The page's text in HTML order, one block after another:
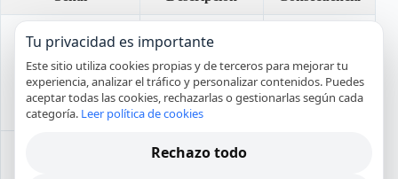
Ruido Anormal
inusuales
durante la
operación, como
chirridos o
zumbidos.
cojinetes
desgastados o
partes sueltas.
El
Tu privacidad es importante
Este sitio utiliza cookies propias y de terceros para mejorar tu
experiencia, analizar el tráfico y personalizar contenidos. Puedes
aceptar todas las cookies, rechazarlas o gestionarlas según cada
categoría. Leer política de cookies
Rechazo todo